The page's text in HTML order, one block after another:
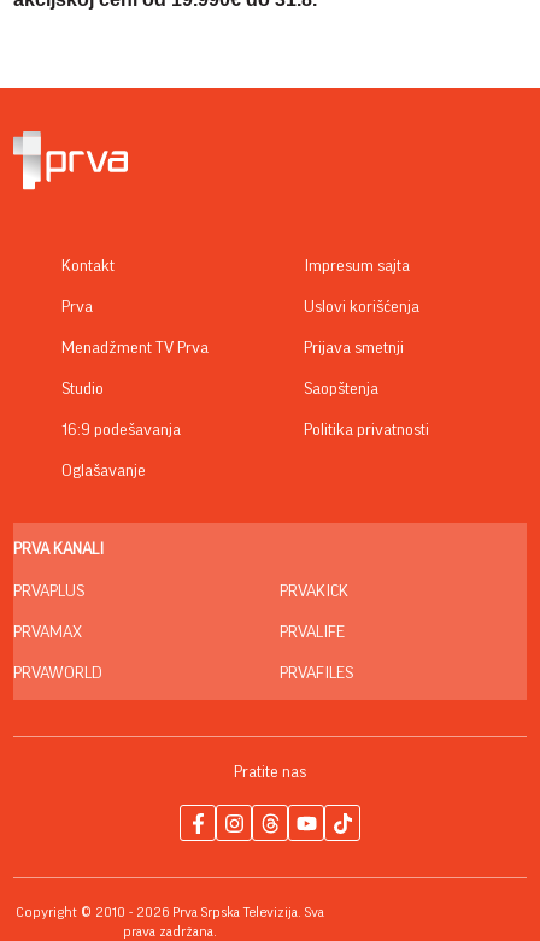
Kontakt
Prva
Menadžment TV Prva
Studio
16:9 podešavanja
Oglašavanje
Impresum sajta
Uslovi korišćenja
Prijava smetnji
Saopštenja
Politika privatnosti
PRVA KANALI
PRVAPLUS
PRVAMAX
PRVAWORLD
PRVAKICK
PRVALIFE
PRVAFILES
Pratite nas
Copyright © 2010 - 2026 Prva Srpska Televizija. Sva
prava zadržana.